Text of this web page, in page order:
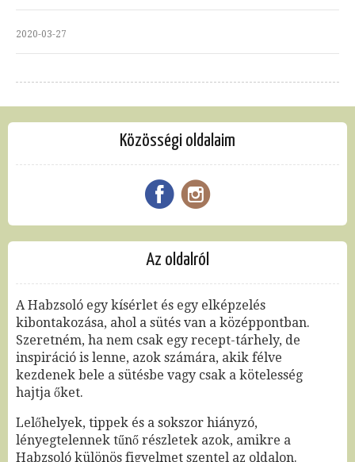
2020-03-27
Közösségi oldalaim
Az oldalról
A Habzsoló egy kísérlet és egy elképzelés
kibontakozása, ahol a sütés van a középpontban.
Szeretném, ha nem csak egy recept-tárhely, de
inspiráció is lenne, azok számára, akik félve
kezdenek bele a sütésbe vagy csak a kötelesség
hajtja őket.
Lelőhelyek, tippek és a sokszor hiányzó,
lényegtelennek tűnő részletek azok, amikre a
Habzsoló különös figyelmet szentel az oldalon.